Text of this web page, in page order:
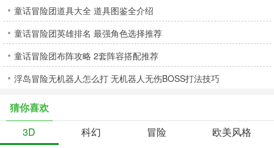
童话冒险团道具大全 道具图鉴全介绍
童话冒险团英雄排名 最强角色选择推荐
童话冒险团布阵攻略 2套阵容搭配推荐
浮岛冒险无机器人怎么打 无机器人无伤BOSS打法技巧
猜你喜欢
3D
科幻 冒险
欧美风格